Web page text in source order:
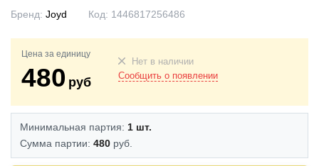
Бренд: Joyd Код: 1446817256486
Цена за единицу
480 руб
Нет в наличии
Сообщить о появлении
Минимальная партия: 1 шт.
Сумма партии: 480 руб.